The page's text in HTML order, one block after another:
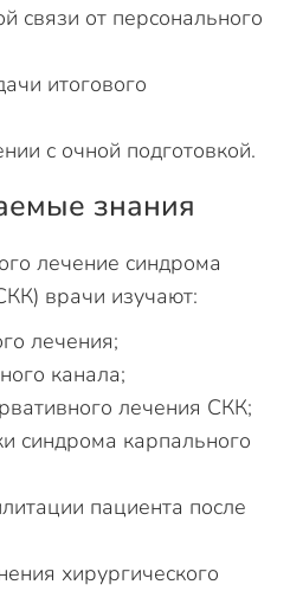
связи от персонального
итогового
с очной подготовкой.
знания
лечение синдрома
врачи изучают:
лечения;
канала;
лечения СКК;
синдрома карпального
пациента после
хирургического